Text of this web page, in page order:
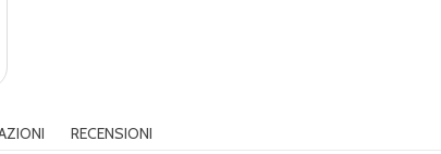
RECENSIONI